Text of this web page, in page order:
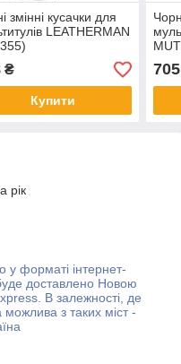
змінні кусачки для
LEATHERMAN
₴
Купити
300
705
рік
форматі інтернет-
доставлено Новою
В залежності, де
можлива з таких міст -